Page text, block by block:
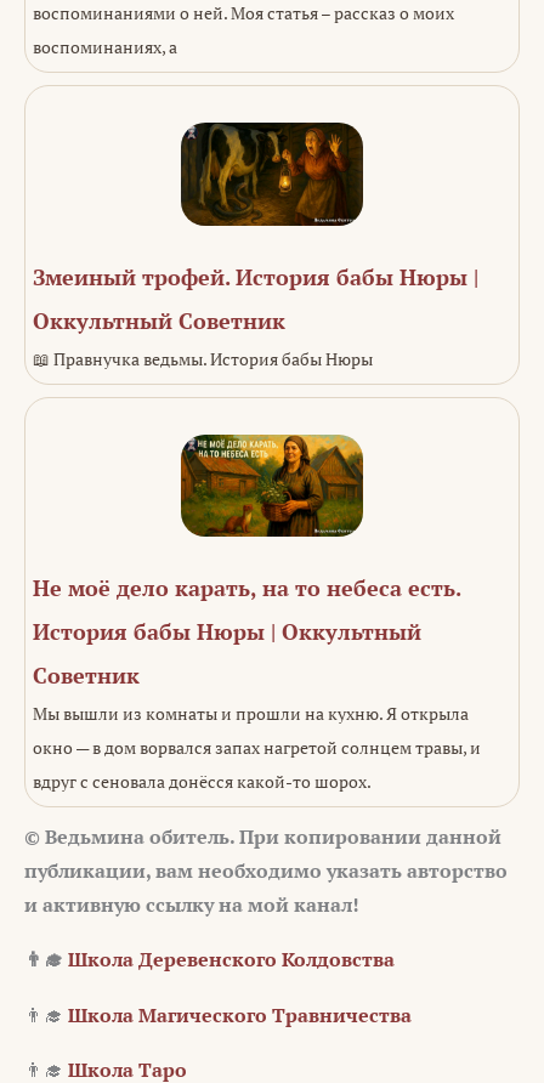
воспоминаниями о ней. Моя статья – рассказ о моих
воспоминаниях, а
Змеиный трофей. История бабы Нюры |
Оккультный Советник
📖 Правнучка ведьмы. История бабы Нюры
Не моё дело карать, на то небеса есть.
История бабы Нюры | Оккультный
Советник
Мы вышли из комнаты и прошли на кухню. Я открыла
окно — в дом ворвался запах нагретой солнцем травы, и
вдруг с сеновала донёсся какой-то шорох.
© Ведьмина обитель. При копировании данной
публикации, вам необходимо указать авторство
и активную ссылку на мой канал!
👨‍🎓 Школа Деревенского Колдовства
👨‍🎓 Школа Магического Травничества
👨‍🎓 Школа Таро